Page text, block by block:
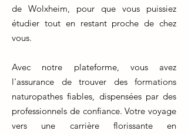
de Wolxheim, pour que vous puissiez
étudier tout en restant proche de chez
vous.
Avec notre plateforme, vous avez
l'assurance de trouver des formations
naturopathes fiables, dispensées par des
professionnels de confiance. Votre voyage
vers une carrière florissante en